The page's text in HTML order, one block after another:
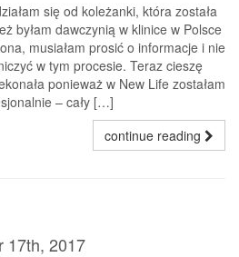
się od koleżanki, która została
byłam dawczynią w klinice w Polsce
musiałam prosić o informacje i nie
w tym procesie. Teraz cieszę
ponieważ w New Life zostałam
– cały […]
continue reading
17th, 2017